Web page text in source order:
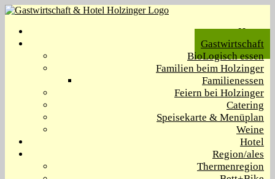
Home
Gastwirtschaft
BioLogisch essen
Familien beim Holzinger
Familienessen
Feiern bei Holzinger
Catering
Speisekarte & Menüplan
Weine
Hotel
Region/ales
Thermenregion